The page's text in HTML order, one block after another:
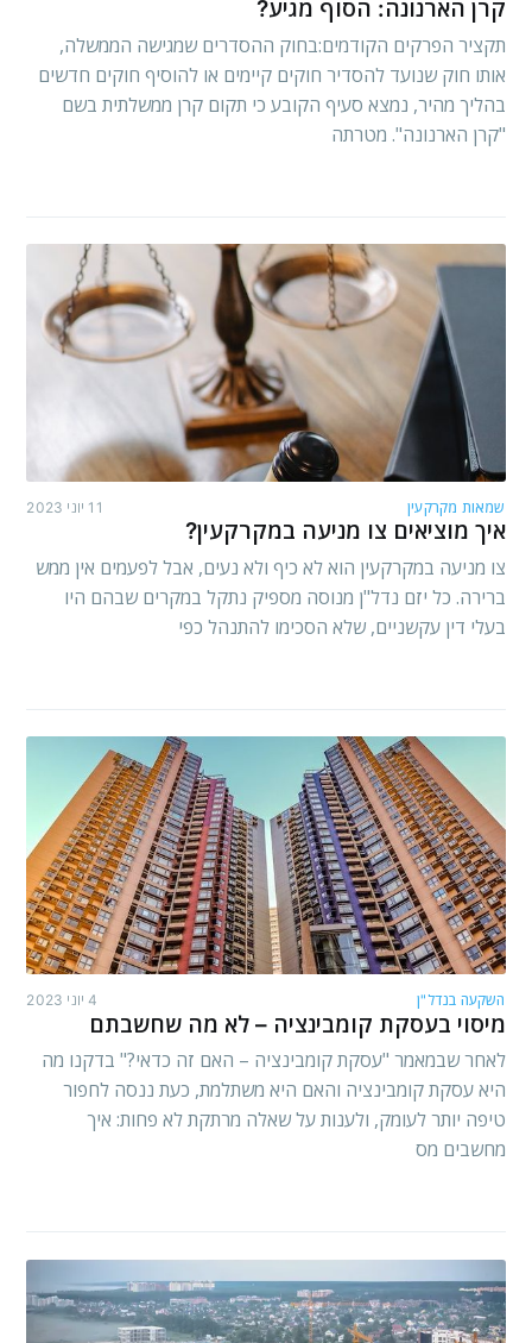
קרן הארנונה: הסוף מגיע?
תקציר הפרקים הקודמים:בחוק ההסדרים שמגישה הממשלה,
אותו חוק שנועד להסדיר חוקים קיימים או להוסיף חוקים חדשים
בהליך מהיר, נמצא סעיף הקובע כי תקום קרן ממשלתית בשם
"קרן הארנונה". מטרתה
שמאות מקרקעין 11 יוני 2023
איך מוציאים צו מניעה במקרקעין?
צו מניעה במקרקעין הוא לא כיף ולא נעים, אבל לפעמים אין ממש
ברירה. כל יזם נדל"ן מנוסה מספיק נתקל במקרים שבהם היו
בעלי דין עקשניים, שלא הסכימו להתנהל כפי
השקעה בנדל"ן 4 יוני 2023
מיסוי בעסקת קומבינציה – לא מה שחשבתם
לאחר שבמאמר "עסקת קומבינציה – האם זה כדאי?" בדקנו מה
היא עסקת קומבינציה והאם היא משתלמת, כעת ננסה לחפור
טיפה יותר לעומק, ולענות על שאלה מרתקת לא פחות: איך
מחשבים מס